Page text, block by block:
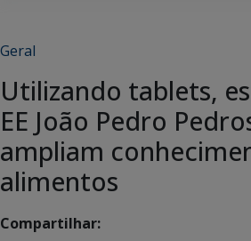
Geral
Utilizando tablets,
EE João Pedro
ampliam
alimentos
Compartilhar: